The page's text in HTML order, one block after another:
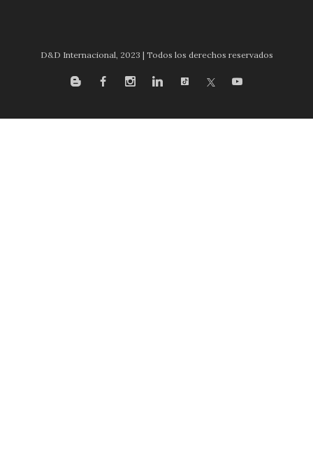
D&D Internacional, 2023 | Todos los derechos reservados